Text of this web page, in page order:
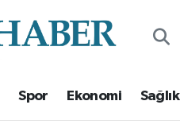
Spor Ekonomi Sağlık